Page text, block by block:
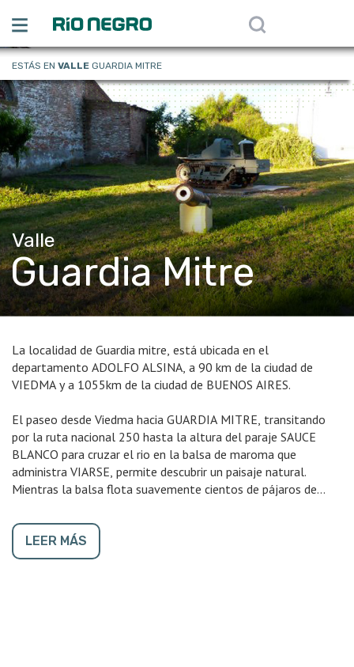
ESTÁS EN VALLE GUARDIA MITRE
Valle
Guardia Mitre
La localidad de Guardia mitre, está ubicada en el
departamento ADOLFO ALSINA, a 90 km de la ciudad de
VIEDMA y a 1055km de la ciudad de BUENOS AIRES.
El paseo desde Viedma hacia GUARDIA MITRE, transitando
por la ruta nacional 250 hasta la altura del paraje SAUCE
BLANCO para cruzar el rio en la balsa de maroma que
administra VIARSE, permite descubrir un paisaje natural.
Mientras la balsa flota suavemente cientos de pájaros de
trasladado en el espacio, como si estuviera a miles de km de
la civilización. Un poco más adelante se llega al pueblo viejo,
cuya plaza conserva un busto del general SAN MARTÍN,
LEER MÁS